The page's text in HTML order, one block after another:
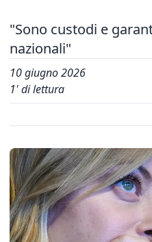
"Sono custodi e
nazionali"
10 giugno 2026
1' di lettura